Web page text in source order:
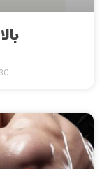
30 فروردین 99